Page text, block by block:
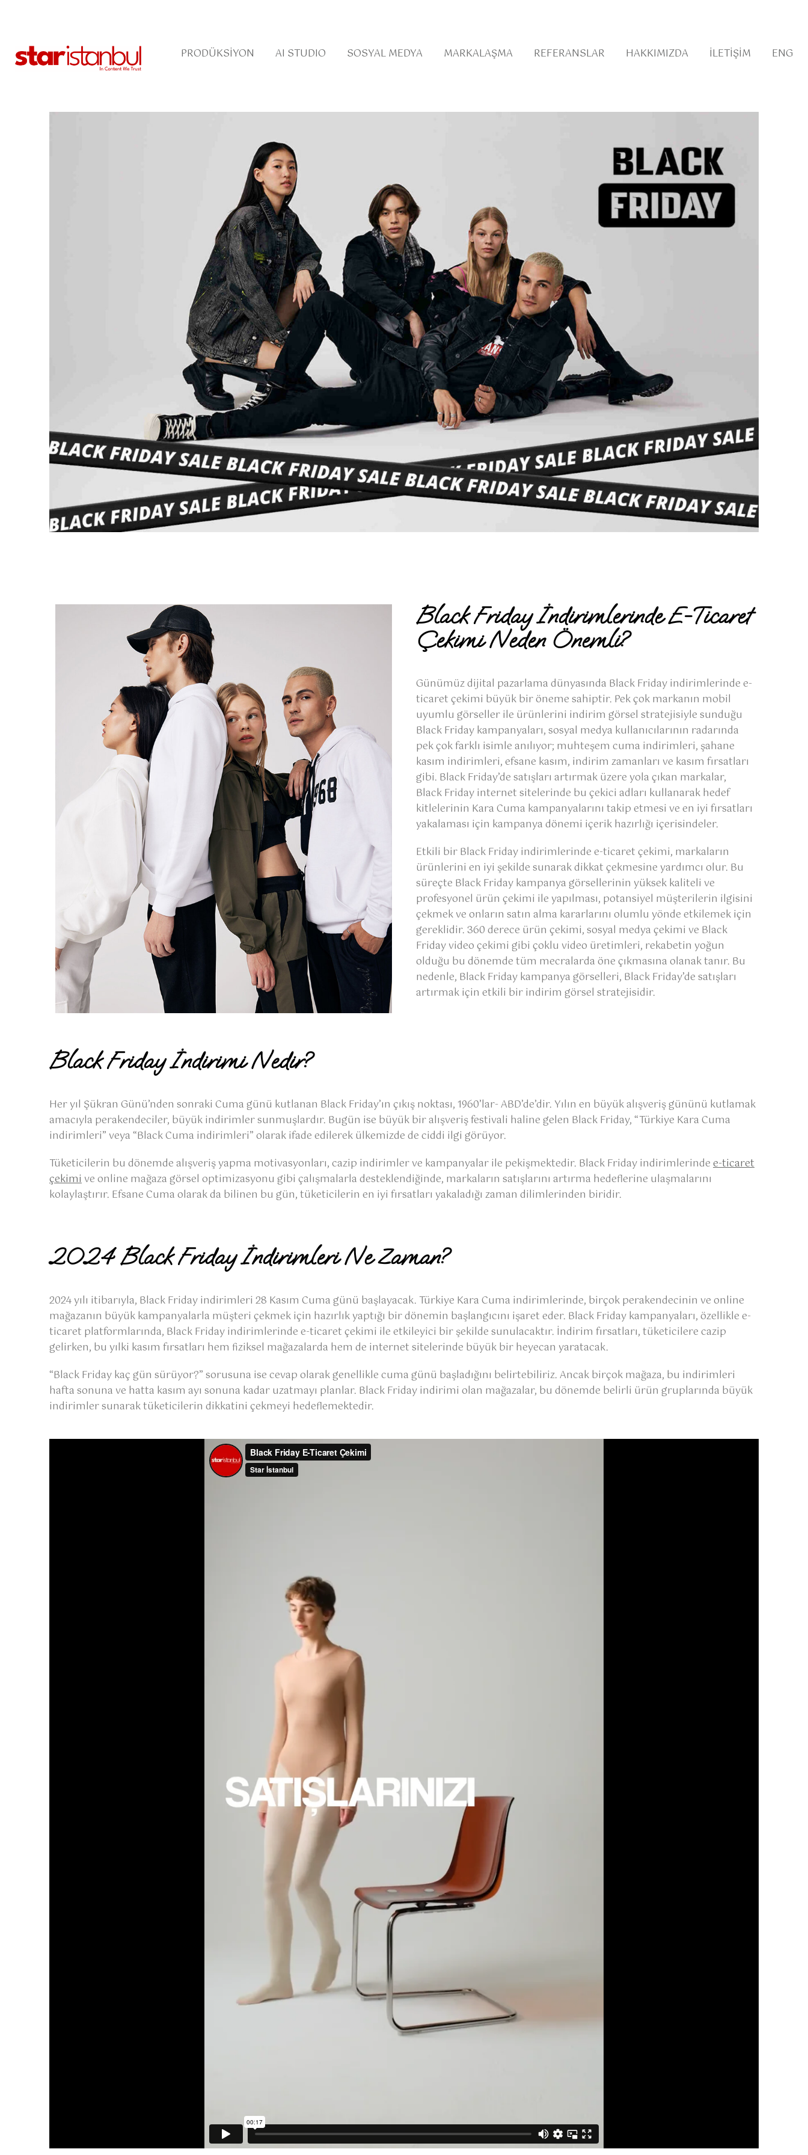
PRODÜKSIYON AI STUDIO SOSYAL MEDYA MARKALAŞMA REFERANSLAR HAKKIMIZDA İLETIŞIM ENG
Black Friday İndirimlerinde E-Ticaret
Çekimi Neden Önemli?
Günümüz dijital pazarlama dünyasında Black Friday indirimlerinde e-
ticaret çekimi büyük bir öneme sahiptir. Pek çok markanın mobil
uyumlu görseller ile ürünlerini indirim görsel stratejisiyle sunduğu
Black Friday kampanyaları, sosyal medya kullanıcılarının radarında
pek çok farklı isimle anılıyor; muhteşem cuma indirimleri, şahane
kasım indirimleri, efsane kasım, indirim zamanları ve kasım fırsatları
gibi. Black Friday’de satışları artırmak üzere yola çıkan markalar,
Black Friday internet sitelerinde bu çekici adları kullanarak hedef
kitlelerinin Kara Cuma kampanyalarını takip etmesi ve en iyi fırsatları
yakalaması için kampanya dönemi içerik hazırlığı içerisindeler.
Etkili bir Black Friday indirimlerinde e-ticaret çekimi, markaların
ürünlerini en iyi şekilde sunarak dikkat çekmesine yardımcı olur. Bu
süreçte Black Friday kampanya görsellerinin yüksek kaliteli ve
profesyonel ürün çekimi ile yapılması, potansiyel müşterilerin ilgisini
çekmek ve onların satın alma kararlarını olumlu yönde etkilemek için
gereklidir. 360 derece ürün çekimi, sosyal medya çekimi ve Black
Friday video çekimi gibi çoklu video üretimleri, rekabetin yoğun
olduğu bu dönemde tüm mecralarda öne çıkmasına olanak tanır. Bu
nedenle, Black Friday kampanya görselleri, Black Friday’de satışları
artırmak için etkili bir indirim görsel stratejisidir.
Black Friday İndirimi Nedir?
Her yıl Şükran Günü’nden sonraki Cuma günü kutlanan Black Friday’ın çıkış noktası, 1960’lar- ABD’de’dir. Yılın en büyük alışveriş gününü kutlamak
amacıyla perakendeciler, büyük indirimler sunmuşlardır. Bugün ise büyük bir alışveriş festivali haline gelen Black Friday, “Türkiye Kara Cuma
indirimleri” veya “Black Cuma indirimleri” olarak ifade edilerek ülkemizde de ciddi ilgi görüyor.
Tüketicilerin bu dönemde alışveriş yapma motivasyonları, cazip indirimler ve kampanyalar ile pekişmektedir. Black Friday indirimlerindee-ticaret
çekimive online mağaza görsel optimizasyonu gibi çalışmalarla desteklendiğinde, markaların satışlarını artırma hedeflerine ulaşmalarını
kolaylaştırır. Efsane Cuma olarak da bilinen bu gün, tüketicilerin en iyi fırsatları yakaladığı zaman dilimlerinden biridir.
2024 Black Friday İndirimleri Ne Zaman?
2024 yılı itibarıyla, Black Friday indirimleri 28 Kasım Cuma günü başlayacak. Türkiye Kara Cuma indirimlerinde, birçok perakendecinin ve online
mağazanın büyük kampanyalarla müşteri çekmek için hazırlık yaptığı bir dönemin başlangıcını işaret eder. Black Friday kampanyaları, özellikle e-
ticaret platformlarında, Black Friday indirimlerinde e-ticaret çekimi ile etkileyici bir şekilde sunulacaktır. İndirim fırsatları, tüketicilere cazip
gelirken, bu yılki kasım fırsatları hem fiziksel mağazalarda hem de internet sitelerinde büyük bir heyecan yaratacak.
“Black Friday kaç gün sürüyor?” sorusuna ise cevap olarak genellikle cuma günü başladığını belirtebiliriz. Ancak birçok mağaza, bu indirimleri
hafta sonuna ve hatta kasım ayı sonuna kadar uzatmayı planlar. Black Friday indirimi olan mağazalar, bu dönemde belirli ürün gruplarında büyük
indirimler sunarak tüketicilerin dikkatini çekmeyi hedeflemektedir.